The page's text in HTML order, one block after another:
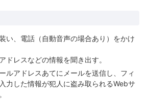
い、電話（自動音声の場合あり）をかけ
ドレスなどの情報を聞き出す。
ルアドレスあてにメールを送信し、フィ
力した情報が犯人に盗み取られるWebサ